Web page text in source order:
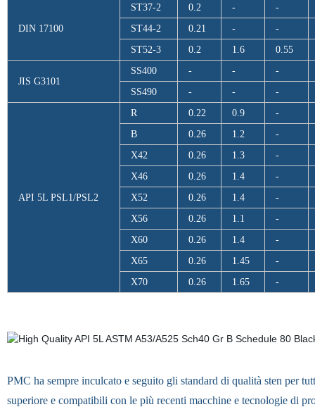
DIN 17100
ST37-2 0.2 -
-
ST44-2
0.21 -
-
ST52-3
0.2 1.6 0.55
JIS G3101
SS400 - -
-
SS490
- - -
API 5L PSL1/PSL2
R 0.22 0.9
-
B
0.26 1.2
-
X42
0.26 1.3
-
X46
0.26 1.4
-
X52
0.26 1.4
-
X56
0.26 1.1
-
X60
0.26 1.4
-
X65
0.26 1.45
-
X70
0.26 1.65 -
PMC ha sempre inculcato e seguito gli standard di qualità sten per
superiore e compatibili con le più recenti macchine e tecnologie di